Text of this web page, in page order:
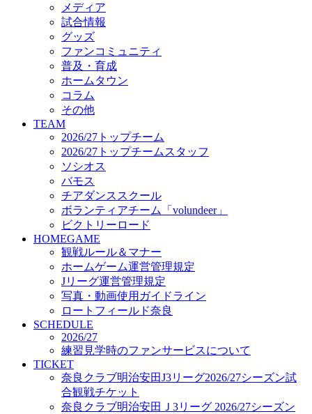
観戦ルール＆マナー
ホームゲーム運営管理規定
Jリーグ運営管理規定
写真・動画使用ガイドライン
ロートフィールド奈良
SCHEDULE
2026/27
練習見学時のファンサービスについて
TICKET
奈良クラブ明治安田J3リーグ2026/27シーズン試
合観戦チケット
奈良クラブ明治安田Ｊ3リーグ 2026/27シーズン
「鹿パス」
観戦ルール＆マナー
FANCOMMUNITY
2026/27ファンコミュニティ
サポートショップ
GOODS
オフィシャルストア（実店舗）
オンラインストア
ACADEMY
アカデミーについて
プロジェクト
コーチ&スタッフ
ジュニア
ジュニアユース
ユース
練習拠点（ナラディーア）
SCHOOL
メディア
試合情報
グッズ
ファンコミュニティ
普及・育成
ホームタウン
コラム
その他
TEAM
2026/27トップチーム
2026/27トップチームスタッフ
ソシオス
バモス
チアダンススクール
ボランティアチーム「volundeer」
ビクトリーロード
HOMEGAME
観戦ルール＆マナー
ホームゲーム運営管理規定
Jリーグ運営管理規定
写真・動画使用ガイドライン
ロートフィールド奈良
SCHEDULE
2026/27
練習見学時のファンサービスについて
TICKET
奈良クラブ明治安田J3リーグ2026/27シーズン試
合観戦チケット
奈良クラブ明治安田Ｊ3リーグ 2026/27シーズン